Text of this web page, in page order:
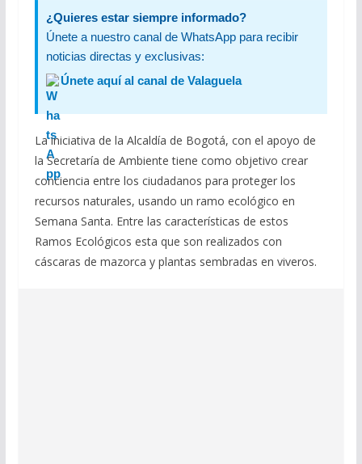
¿Quieres estar siempre informado?
Únete a nuestro canal de WhatsApp para recibir
noticias directas y exclusivas:
Únete aquí al canal de Valaguela
La iniciativa de la Alcaldía de Bogotá, con el apoyo de
la Secretaría de Ambiente tiene como objetivo crear
conciencia entre los ciudadanos para proteger los
recursos naturales, usando un ramo ecológico en
Semana Santa. Entre las características de estos
Ramos Ecológicos esta que son realizados con
cáscaras de mazorca y plantas sembradas en viveros.